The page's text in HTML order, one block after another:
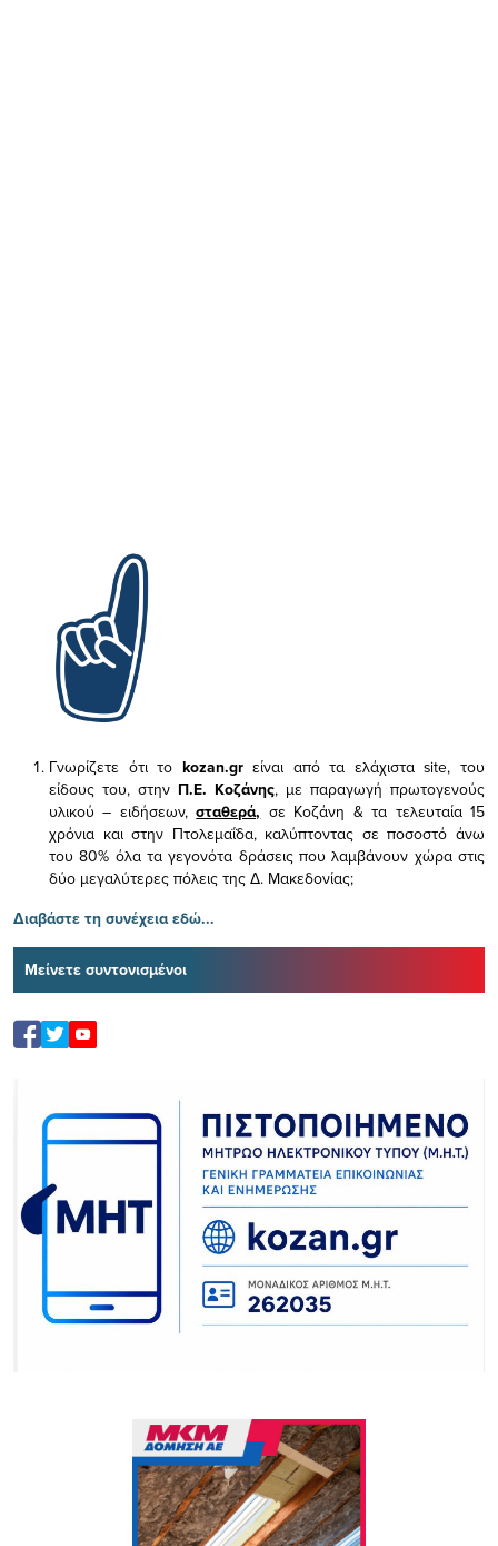
Γνωρίζετε ότι το kozan.gr είναι από τα ελάχισταsite, του
είδους του, στην Π.Ε. Κοζάνης, με παραγωγή πρωτογενούς
υλικού – ειδήσεων,σταθερά, σε Κοζάνη & τα τελευταία 15
χρόνια και στην Πτολεμαΐδα, καλύπτοντας σε ποσοστό άνω
του 80% όλα τα γεγονότα δράσεις που λαμβάνουν χώρα στις
δύο μεγαλύτερες πόλεις της Δ. Μακεδονίας;
Διαβάστε τη συνέχεια εδώ...
Μείνετε συντονισμένοι